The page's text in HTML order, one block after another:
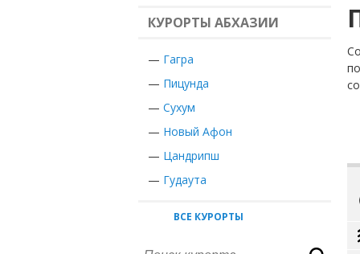
КУРОРТЫ АБХАЗИИ
— Гагра
— Пицунда
— Сухум
— Новый Афон
— Цандрипш
— Гудаута
ВСЕ КУРОРТЫ